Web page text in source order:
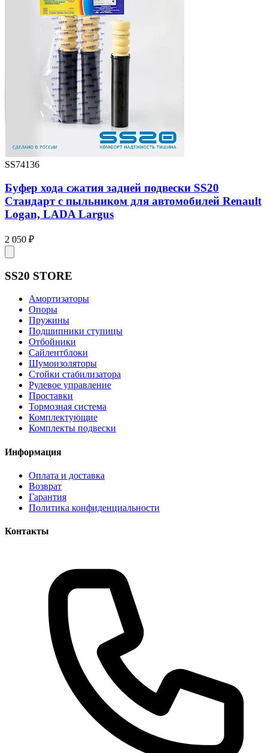
SS74136
Буфер хода сжатия задней подвески SS20
Стандарт с пыльником для автомобилей Renault
Logan, LADA Largus
2 050 ₽
SS20 STORE
Амортизаторы
Опоры
Пружины
Подшипники ступицы
Отбойники
Сайлентблоки
Шумоизоляторы
Стойки стабилизатора
Рулевое управление
Проставки
Тормозная система
Комплектующие
Комплекты подвески
Информация
Оплата и доставка
Возврат
Гарантия
Политика конфиденциальности
Контакты